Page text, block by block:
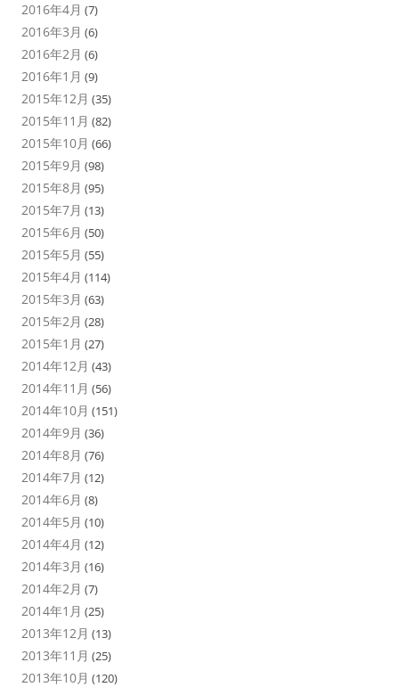
2016年4月 (7)
2016年3月 (6)
2016年2月 (6)
2016年1月 (9)
2015年12月 (35)
2015年11月 (82)
2015年10月 (66)
2015年9月 (98)
2015年8月 (95)
2015年7月 (13)
2015年6月 (50)
2015年5月 (55)
2015年4月 (114)
2015年3月 (63)
2015年2月 (28)
2015年1月 (27)
2014年12月 (43)
2014年11月 (56)
2014年10月 (151)
2014年9月 (36)
2014年8月 (76)
2014年7月 (12)
2014年6月 (8)
2014年5月 (10)
2014年4月 (12)
2014年3月 (16)
2014年2月 (7)
2014年1月 (25)
2013年12月 (13)
2013年11月 (25)
2013年10月 (120)